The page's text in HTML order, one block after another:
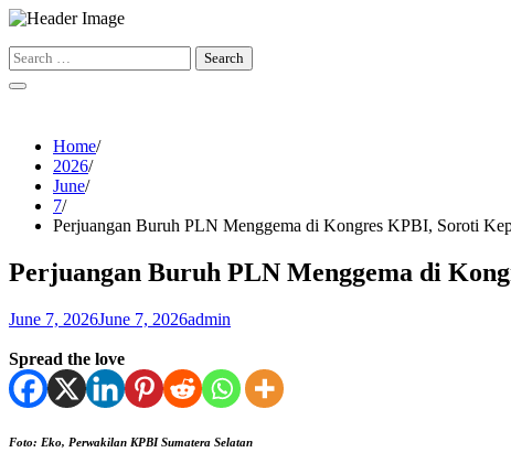
Skip
content
Search
for:
Home
2026
June
7
Perjuangan Buruh PLN Menggema di Kongres KPBI, Soroti
Perjuangan Buruh PLN Menggema di
June 7, 2026June 7, 2026admin
Spread the love
Foto: Eko, Perwakilan KPBI Sumatera Selatan